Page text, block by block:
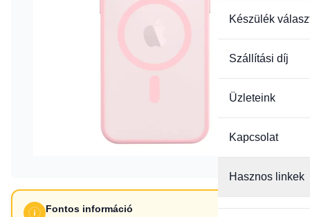
Készülék
Szállítási díj
Üzleteink
Kapcsolat
Hasznos linkek
Fontos információ